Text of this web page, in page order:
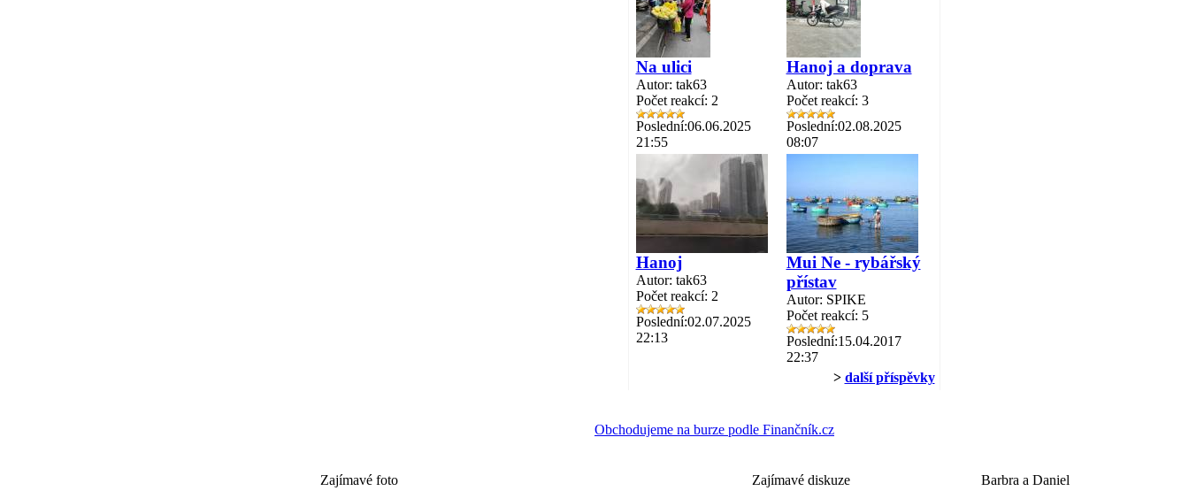
Na ulici
Autor: tak63
Počet reakcí: 2
Poslední:06.06.2025
21:55
Hanoj a doprava
Autor: tak63
Počet reakcí: 3
Poslední:02.08.2025
08:07
Hanoj
Autor: tak63
Počet reakcí: 2
Poslední:02.07.2025
22:13
Mui Ne - rybářský
přístav
Autor: SPIKE
Počet reakcí: 5
Poslední:15.04.2017
22:37
> další příspěvky
Obchodujeme na burze podle Finančník.cz
Zajímavé foto Zajímavé diskuze Barbra a Daniel